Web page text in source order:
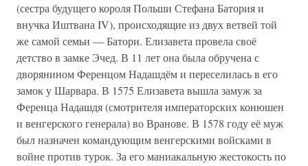
(сестра будущего короля Польши Стефана Батория и
внучка Иштвана IV), происходящие из двух ветвей той
же самой семьи — Батори. Елизавета провела своё
детство в замке Эчед. В 11 лет она была обручена с
дворянином Ференцом Надашдём и переселилась в его
замок у Шарвара. В 1575 Елизавета вышла замуж за
Ференца Надашдя (смотрителя императорских конюшен
и венгерского генерала) во Вранове. В 1578 году её муж
был назначен командующим венгерскими войсками в
войне против турок. За его маниакальную жестокость по